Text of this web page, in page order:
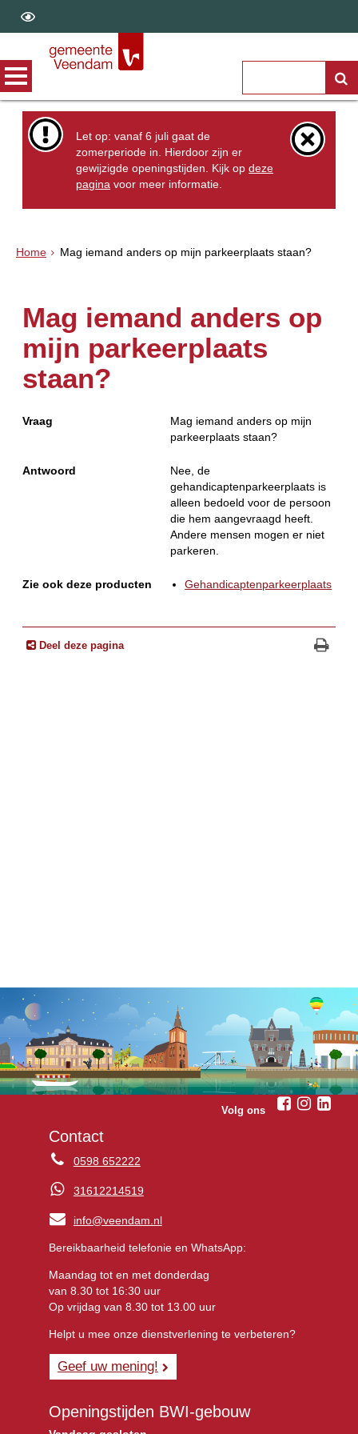
Let op: vanaf 6 juli gaat de
zomerperiode in. Hierdoor zijn er
gewijzigde openingstijden. Kijk opdeze
pagina voor meer informatie.
Home Mag iemand anders op mijn parkeerplaats staan?
Mag iemand anders op
mijn parkeerplaats
staan?
Vraag
Mag iemand anders op mijn
parkeerplaats staan?
Antwoord
Nee, de
gehandicaptenparkeerplaats is
alleen bedoeld voor de persoon
die hem aangevraagd heeft.
Andere mensen mogen er niet
parkeren.
Zie ook deze producten Gehandicaptenparkeerplaats
Deel deze pagina
Volg ons
Contact
0598 652222
31612214519
info@veendam.nl
Bereikbaarheid telefonie en WhatsApp:
Maandag tot en met donderdag
van 8.30 tot 16:30 uur
Op vrijdag van 8.30 tot 13.00 uur
Helpt u mee onze dienstverlening te verbeteren?
Geef uw mening!
Openingstijden BWI-gebouw